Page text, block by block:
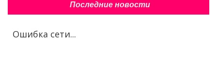
Последние новости
Ошибка сети...